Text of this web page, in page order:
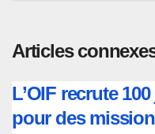
Articles
L’OIF recrute
pour des